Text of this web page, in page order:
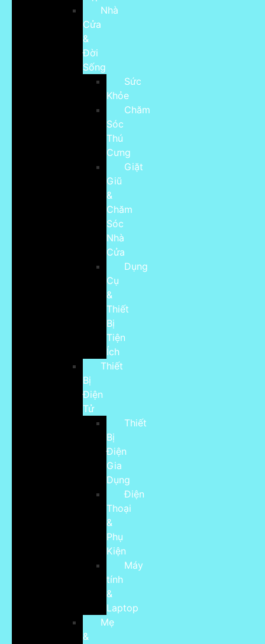
Nhà
Cửa
&
Đời
Sống
Sức
Khỏe
Chăm
Sóc
Thú
Cưng
Giặt
Giũ
&
Chăm
Sóc
Nhà
Cửa
Dụng
Cụ
&
Thiết
Bị
Tiện
Ích
Thiết
Bị
Điện
Tử
Thiết
Bị
Điện
Gia
Dụng
Điện
Thoại
&
Phụ
Kiện
Máy
tính
&
Laptop
Mẹ
&